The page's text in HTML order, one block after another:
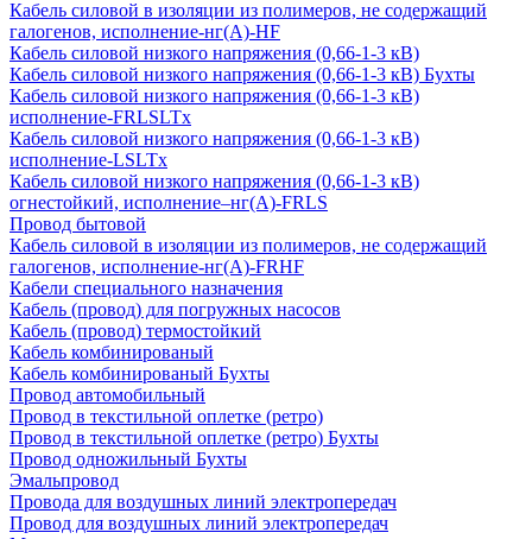
Кабель силовой в изоляции из полимеров, не содержащий
галогенов, исполнение-нг(А)-HF
Кабель силовой низкого напряжения (0,66-1-3 кВ)
Кабель силовой низкого напряжения (0,66-1-3 кВ) Бухты
Кабель силовой низкого напряжения (0,66-1-3 кВ)
исполнение-FRLSLTx
Кабель силовой низкого напряжения (0,66-1-3 кВ)
исполнение-LSLTx
Кабель силовой низкого напряжения (0,66-1-3 кВ)
огнестойкий, исполнение–нг(А)-FRLS
Провод бытовой
Кабель силовой в изоляции из полимеров, не содержащий
галогенов, исполнение-нг(А)-FRHF
Кабели специального назначения
Кабель (провод) для погружных насосов
Кабель (провод) термостойкий
Кабель комбинированый
Кабель комбинированый Бухты
Провод автомобильный
Провод в текстильной оплетке (ретро)
Провод в текстильной оплетке (ретро) Бухты
Провод одножильный Бухты
Эмальпровод
Провода для воздушных линий электропередач
Провод для воздушных линий электропередач